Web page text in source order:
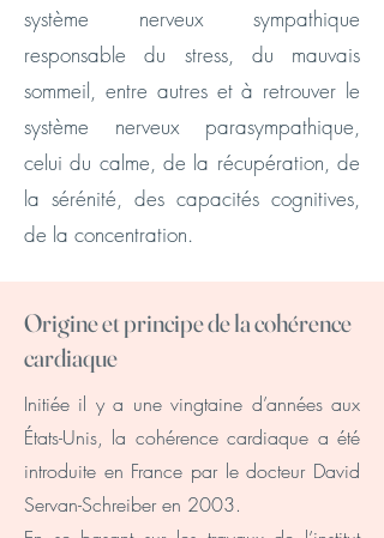
système nerveux sympathique
responsable du stress, du mauvais
sommeil, entre autres et à retrouver le
système nerveux parasympathique,
celui du calme, de la récupération, de
la sérénité, des capacités cognitives,
de la concentration.
Origine et principe de la cohérence
cardiaque
Initiée il y a une vingtaine d’années aux
États-Unis, la cohérence cardiaque a été
introduite en France par le docteur David
Servan-Schreiber en 2003.